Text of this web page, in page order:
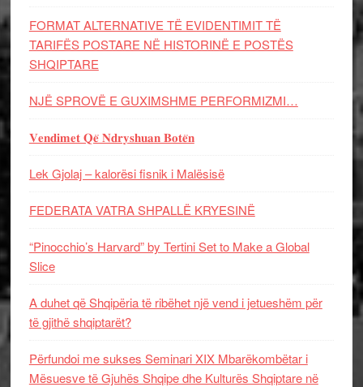
FORMAT ALTERNATIVE TË EVIDENTIMIT TË
TARIFËS POSTARE NË HISTORINË E POSTËS
SHQIPTARE
NJË SPROVË E GUXIMSHME PERFORMIZMI…
𝐕𝐞𝐧𝐝𝐢𝐦𝐞𝐭 𝐐𝐞̈ 𝐍𝐝𝐫𝐲𝐬𝐡𝐮𝐚𝐧 𝐁𝐨𝐭𝐞̈𝐧
Lek Gjolaj – kalorësi fisnik i Malësisë
FEDERATA VATRA SHPALLË KRYESINË
“Pinocchio’s Harvard” by Tertini Set to Make a Global
Slice
A duhet që Shqipëria të ribëhet një vend i jetueshëm për
të gjithë shqiptarët?
Përfundoi me sukses Seminari XIX Mbarëkombëtar i
Mësuesve të Gjuhës Shqipe dhe Kulturës Shqiptare në